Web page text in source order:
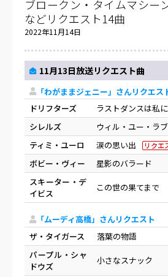
ブロークン・タイムマシー
などリクエスト14曲
2022年11月14日
11月13日放送リクエスト曲
「わがままジェニー」さんリクエス
ドリフターズ
ラストダンスは私に
シレルズ
ウィル・ユー・ラ
ティミ・ユーロ
涙の思い出 リクエ
ボビー・ヴィー
星影のバラード
スキーター・デ
イビス
この世の果てまで
「ムーディ高橋」さんリクエスト
ザ・タイガース
落葉の物語
パープル・シャ
ドウズ
小さなスナック